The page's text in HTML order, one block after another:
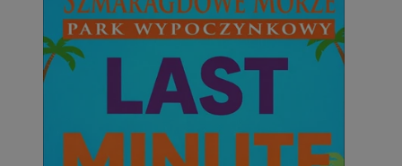
Niesklasyfikowane